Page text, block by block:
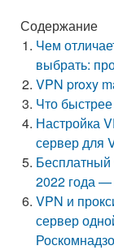
Содержание
Чем
выбрать:
VPN proxy
Что
Настройка
сервер для
2022 года —
VPN и
сервер